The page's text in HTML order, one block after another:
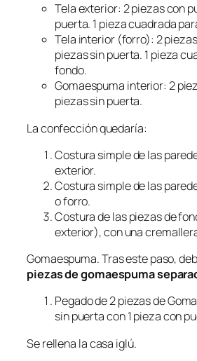
Tela exterior: 2 piezas con
puerta. 1 pieza cuadrada
Tela interior (forro): 2
piezas sin puerta. 1 pieza
fondo.
Gomaespuma interior: 2
piezas sin puerta.
La confección quedaría:
Costura simple de las
exterior.
Costura simple de las
o forro.
Costura de las piezas de
exterior), con una
Gomaespuma. Tras este paso,
piezas de gomaespuma
Pegado de 2 piezas de
sin puerta con 1 pieza con
Se rellena la casa iglú.